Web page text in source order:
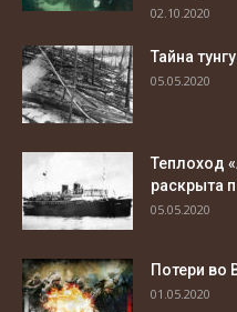
02.10.2020
Тайна
05.05.2020
Теплоход
раскрыта
05.05.2020
Потери во
01.05.2020